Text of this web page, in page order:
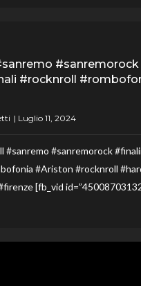
#sanremorock
#rocknroll
#sanremo #sanremorock
#Ariston #rocknroll
[fb_vid